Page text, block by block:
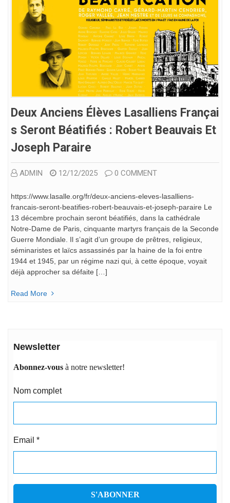
Deux Anciens Élèves Lasalliens Françai
S Seront Béatifiés : Robert Beauvais Et
Joseph Paraire
ADMIN 12/12/2025 0 COMMENT
https://www.lasalle.org/fr/deux-anciens-eleves-lasalliens-
francais-seront-beatifies-robert-beauvais-et-joseph-paraire Le
13 décembre prochain seront béatifiés, dans la cathédrale
Notre-Dame de Paris, cinquante martyrs français de la Seconde
Guerre Mondiale. Il s’agit d’un groupe de prêtres, religieux,
séminaristes et laïcs assassinés par la haine de la foi entre
1944 et 1945, par un régime nazi qui, à cette époque, voyait
déjà approcher sa défaite […]
Read More
Newsletter
Abonnez-vous à notre newsletter!
Nom complet
Email *